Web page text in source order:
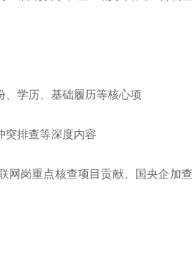
、学历、基础履历等核心项
突排查等深度内容
网岗重点核查项目贡献、国央企加